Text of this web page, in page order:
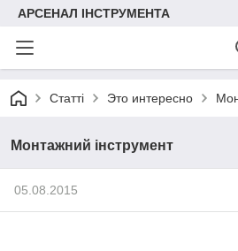
АРСЕНАЛ ІНСТРУМЕНТА
Статті Это интересно
Монтажний інструмент
05.08.2015